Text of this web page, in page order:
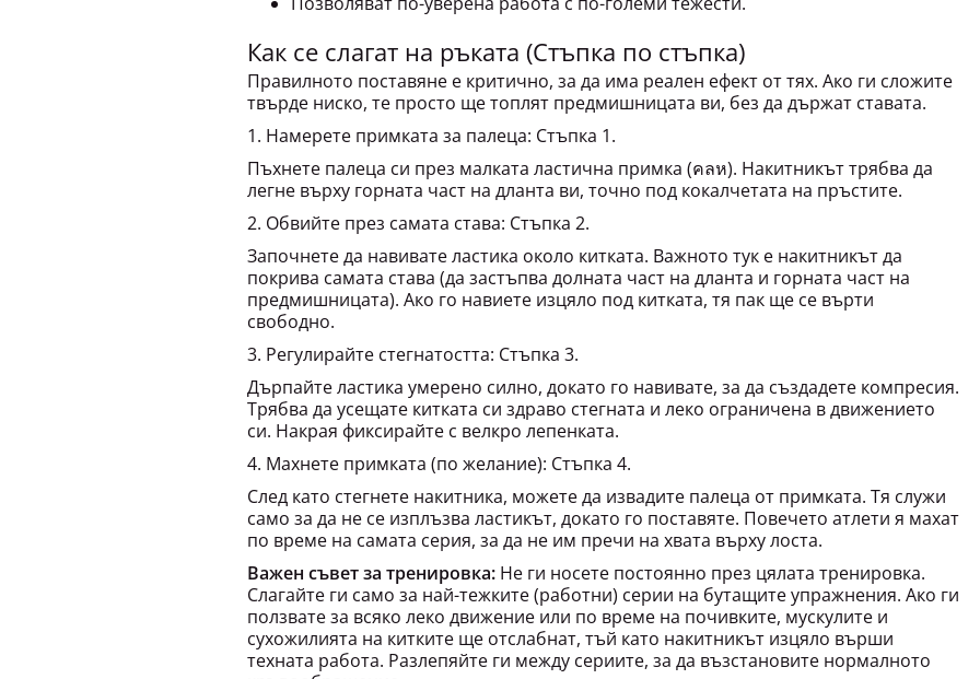
Как се слагат на ръката (Стъпка по стъпка)
Правилното поставяне е критично, за да има реален ефект от тях. Ако ги сложите
твърде ниско, те просто ще топлят предмишницата ви, без да държат ставата.
1. Намерете примката за палеца: Стъпка 1.
Пъхнете палеца си през малката ластична примка (คลห). Накитникът трябва да
легне върху горната част на дланта ви, точно под кокалчетата на пръстите.
2. Обвийте през самата става: Стъпка 2.
Започнете да навивате ластика около китката. Важното тук е накитникът да
покрива самата става (да застъпва долната част на дланта и горната част на
предмишницата). Ако го навиете изцяло под китката, тя пак ще се върти
свободно.
3. Регулирайте стегнатостта: Стъпка 3.
Дърпайте ластика умерено силно, докато го навивате, за да създадете компресия.
Трябва да усещате китката си здраво стегната и леко ограничена в движението
си. Накрая фиксирайте с велкро лепенката.
4. Махнете примката (по желание): Стъпка 4.
След като стегнете накитника, можете да извадите палеца от примката. Тя служи
само за да не се изплъзва ластикът, докато го поставяте. Повечето атлети я махат
по време на самата серия, за да не им пречи на хвата върху лоста.
Важен съвет за тренировка:
Не ги носете постоянно през цялата тренировка.
Слагайте ги само за най-тежките (работни) серии на бутащите упражнения. Ако ги
ползвате за всяко леко движение или по време на почивките, мускулите и
сухожилията на китките ще отслабнат, тъй като накитникът изцяло върши
техната работа. Разлепяйте ги между сериите, за да възстановите нормалното
кръвообращение.